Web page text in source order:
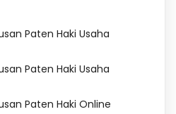
Paten Haki Usaha
Paten Haki Usaha
Paten Haki Online